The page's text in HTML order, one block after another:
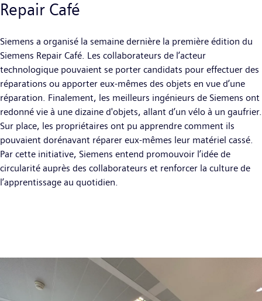
Repair Café
Siemens a organisé la semaine dernière la première édition du
Siemens Repair Café. Les collaborateurs de l’acteur
technologique pouvaient se porter candidats pour effectuer des
réparations ou apporter eux-mêmes des objets en vue d’une
réparation. Finalement, les meilleurs ingénieurs de Siemens ont
redonné vie à une dizaine d'objets, allant d’un vélo à un gaufrier.
Sur place, les propriétaires ont pu apprendre comment ils
pouvaient dorénavant réparer eux-mêmes leur matériel cassé.
Par cette initiative, Siemens entend promouvoir l’idée de
circularité auprès des collaborateurs et renforcer la culture de
l’apprentissage au quotidien.